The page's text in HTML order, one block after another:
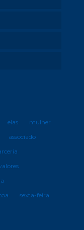
elas
mulher
associado
sexta-feira